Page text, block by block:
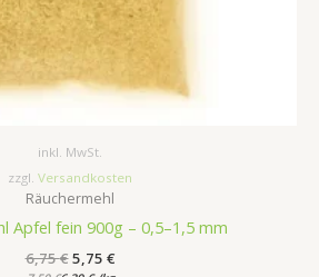
inkl. MwSt.
zzgl. Versandkosten
Räuchermehl
Apfel fein 900g – 0,5–1,5 mm
6,75€5,75 €